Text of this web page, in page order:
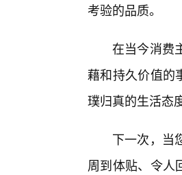
考验的品质。
在当今消费
藉和持久价值的
璞归真的生活态
下一次，当
周到体贴、令人